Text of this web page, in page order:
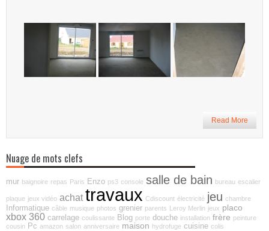
Read More
Nuage de mots clefs
mur baignoire repas Paris Enzo ps3 console salle de bain bureau escalier
plaque jeux vidéo achat travaux Cdiscount électricité jeu chambre
Informatique câble musique photos grenier parents Leroy Merlin jeux placo
xbox 360 carrelage coulissante Blog porte douche installation frère peinture
cousin Pc amazon salon anniversaire maison hydrofuge cuisine colis